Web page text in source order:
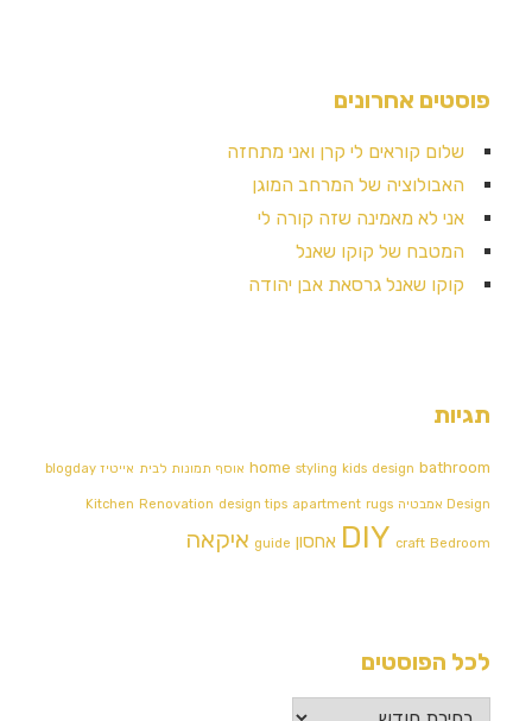
פוסטים אחרונים
שלום קוראים לי קרן ואני מתחזה
האבולוציה של המרחב המוגן
אני לא מאמינה שזה קורה לי
המטבח של קוקו שאנל
קוקו שאנל גרסאת אבן יהודה
תגיות
home styling kids design bathroom אוסף תמונות לבית אייטיז blogday
Design אמבטיה Kitchen Renovation design tips apartment rugs
DIY craft Bedroom אחסון guide איקאה
לכל הפוסטים
לכל